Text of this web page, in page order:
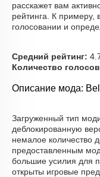
расскажет вам
рейтинга. К примеру,
голосовании и
Средний рейтинг:
Количество
Описание мода:
Загруженный тип
деблокированную
немалое количество
предоставленным
большие усилия для
открыты игровые